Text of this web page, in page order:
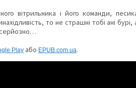
вітрильника і його команди,
то не страшні тобі ані бурі,
Play або ЕPUB.com.ua.